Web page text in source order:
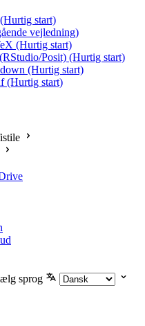
start)
vejledning)
(Hurtig start)
Posit) (Hurtig start)
(Hurtig start)
(Hurtig start)
sprog